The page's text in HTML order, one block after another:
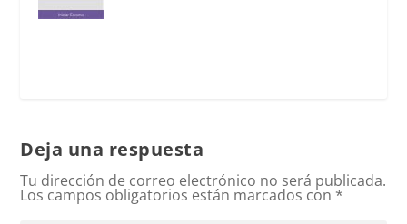
Deja una respuesta
Tu dirección de correo electrónico no será publicada.
Los campos obligatorios están marcados con *